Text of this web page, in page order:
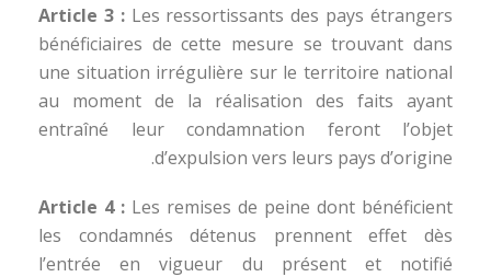
Article 3 :Les ressortissants des pays étrangers
bénéficiaires de cette mesure se trouvant dans
une situation irrégulière sur le territoire national
au moment de la réalisation des faits ayant
entraîné leur condamnation feront l’objet
d’expulsion vers leurs pays d’origine.
Article 4 : Les remises de peine dont bénéficient
les condamnés détenus prennent effet dès
l’entrée en vigueur du présent et notifié